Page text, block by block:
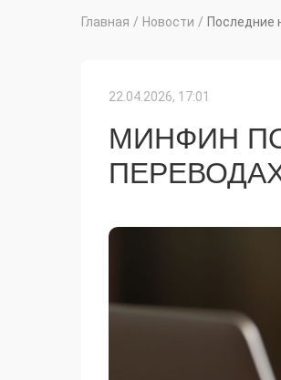
Главная / Новости / Последние
22.04.2026, 17:01
МИНФИН